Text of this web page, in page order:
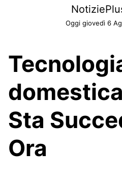
Oggi giovedì 6
Sta
Ora